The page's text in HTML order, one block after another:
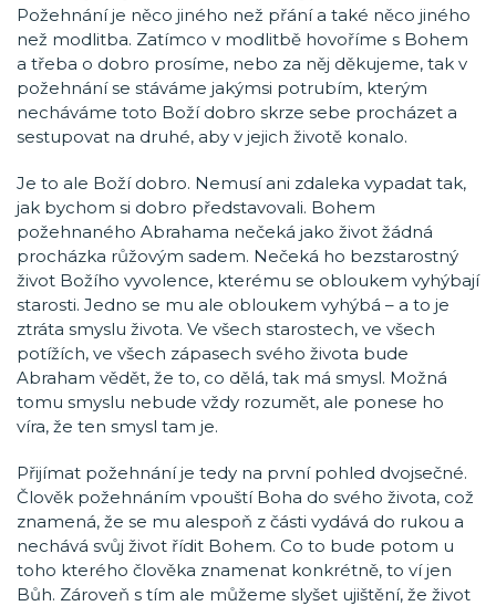
Požehnání je něco jiného než přání a také něco jiného
než modlitba. Zatímco v modlitbě hovoříme s Bohem
a třeba o dobro prosíme, nebo za něj děkujeme, tak v
požehnání se stáváme jakýmsi potrubím, kterým
necháváme toto Boží dobro skrze sebe procházet a
sestupovat na druhé, aby v jejich životě konalo.
Je to ale Boží dobro. Nemusí ani zdaleka vypadat tak,
jak bychom si dobro představovali. Bohem
požehnaného Abrahama nečeká jako život žádná
procházka růžovým sadem. Nečeká ho bezstarostný
život Božího vyvolence, kterému se obloukem vyhýbají
starosti. Jedno se mu ale obloukem vyhýbá – a to je
ztráta smyslu života. Ve všech starostech, ve všech
potížích, ve všech zápasech svého života bude
Abraham vědět, že to, co dělá, tak má smysl. Možná
tomu smyslu nebude vždy rozumět, ale ponese ho
víra, že ten smysl tam je.
Přijímat požehnání je tedy na první pohled dvojsečné.
Člověk požehnáním vpouští Boha do svého života, což
znamená, že se mu alespoň z části vydává do rukou a
nechává svůj život řídit Bohem. Co to bude potom u
toho kterého člověka znamenat konkrétně, to ví jen
Bůh. Zároveň s tím ale můžeme slyšet ujištění, že život